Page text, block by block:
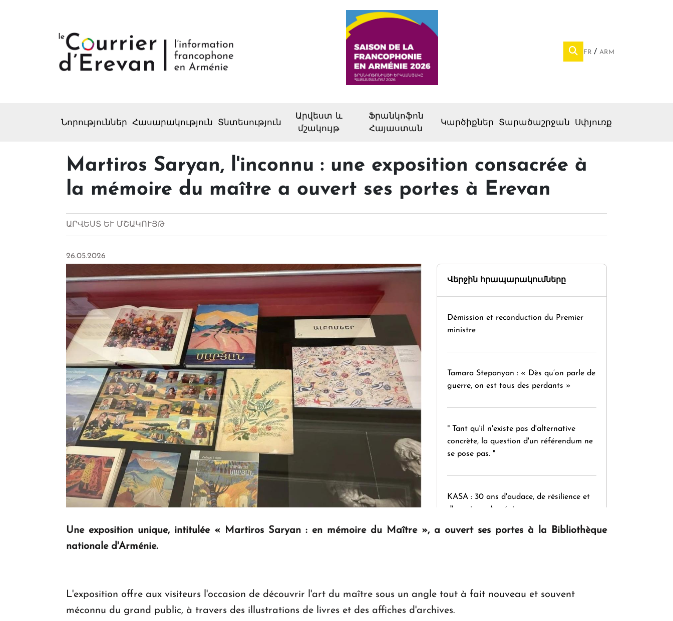
FR ARM
Նորություններ Հասարակություն Տնտեսություն
Արվեստ և
մշակույթ
Ֆրանկոֆոն
Հայաստան
Կարծիքներ Տարածաշրջան Սփյուռք
Martiros Saryan, l'inconnu : une exposition consacrée à
la mémoire du maître a ouvert ses portes à Erevan
ԱՐՎԵՍՏ ԵՒ ՄՇԱԿՈՒՅԹ
26.05.2026
Վերջին հրապարակումները
Démission et reconduction du Premier
ministre
Tamara Stepanyan : « Dès qu’on parle de
guerre, on est tous des perdants »
" Tant qu'il n'existe pas d'alternative
concrète, la question d'un référendum ne
se pose pas. "
KASA : 30 ans d'audace, de résilience et
d'avenir en Arménie
Une exposition unique, intitulée « Martiros Saryan : en mémoire du Maître », a ouvert ses portes à la Bibliothèque
nationale d'Arménie.
L'exposition offre aux visiteurs l'occasion de découvrir l'art du maître sous un angle tout à fait nouveau et souvent
méconnu du grand public, à travers des illustrations de livres et des affiches d'archives.